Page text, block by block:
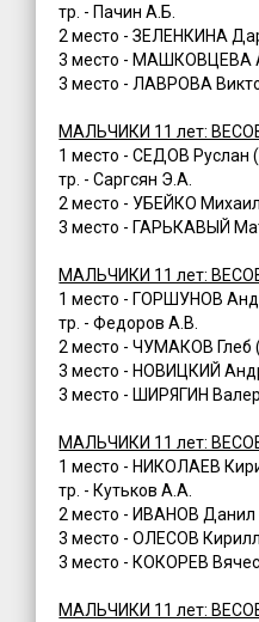
тр. - Пачин А.Б.
2 место - ЗЕЛЕНКИНА
3 место - МАШКОВЦЕВА
3 место - ЛАВРОВА
МАЛЬЧИКИ 11 лет:
1 место - СЕДОВ Руслан
тр. - Саргсян Э.А.
2 место - УБЕЙКО
3 место - ГАРЬКАВЫЙ
МАЛЬЧИКИ 11 лет:
1 место - ГОРШУНОВ
тр. - Федоров А.В.
2 место - ЧУМАКОВ Глеб
3 место - НОВИЦКИЙ
3 место - ШИРЯГИН
МАЛЬЧИКИ 11 лет:
1 место - НИКОЛАЕВ
тр. - Кутьков А.А.
2 место - ИВАНОВ Данил
3 место - ОЛЕСОВ
3 место - КОКОРЕВ
МАЛЬЧИКИ 11 лет: